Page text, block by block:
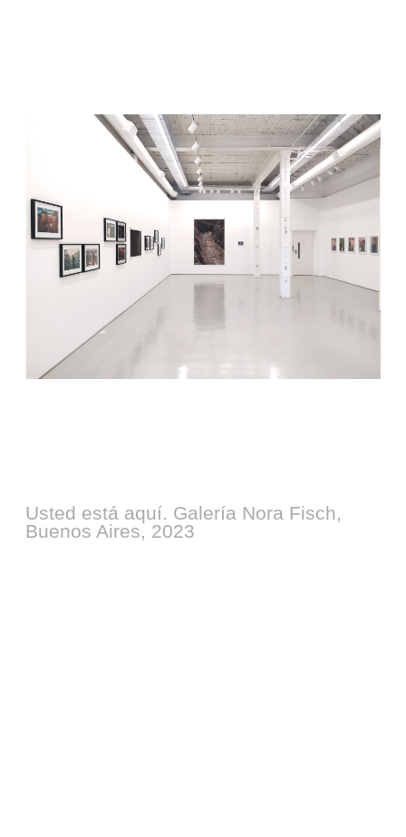
Usted está aquí. Galería Nora Fisch,
Buenos Aires, 2023